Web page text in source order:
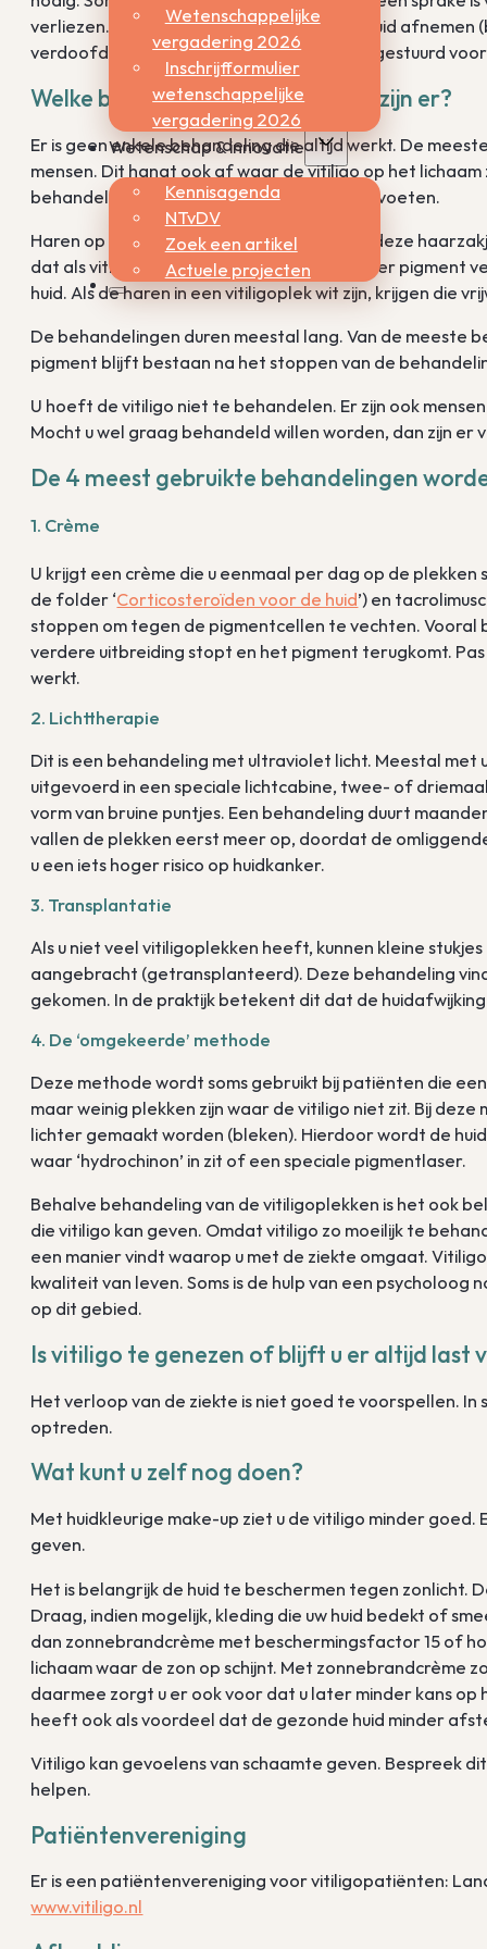
Wetenschappelijke
vergadering 2026
Inschrijfformulier
wetenschappelijke
vergadering 2026
Wetenschap & innovatie
Kennisagenda
NTvDV
Zoek een artikel
Actuele projecten
verliezen. Dan zal de arts een klein stukje huid
verdoofd. Het stukje huid wordt daarna opgestuurd
Welke behandelingen van vitiligo zijn er?
Er is geen enkele behandeling die altijd werkt. De
mensen. Dit hangt ook af waar de vitiligo op het
behandeling dan plekken op de handen en voeten.
Haren op de huid groeien uit haarzakjes. In deze
dat als vitiligo herstelt er rond de haren weer pigment
huid. Als de haren in een vitiligoplek wit zijn, krijgen die
De behandelingen duren meestal lang. Van de
pigment blijft bestaan na het stoppen van de
U hoeft de vitiligo niet te behandelen. Er zijn ook
Mocht u wel graag behandeld willen worden, dan zijn er
De 4 meest gebruikte behandelingen
1. Crème
U krijgt een crème die u eenmaal per dag op de
de folder ‘Corticosteroïden voor de huid’) en
stoppen om tegen de pigmentcellen te vechten. Vooral
verdere uitbreiding stopt en het pigment terugkomt.
werkt.
2. Lichttherapie
Dit is een behandeling met ultraviolet licht. Meestal
uitgevoerd in een speciale lichtcabine, twee- of
vorm van bruine puntjes. Een behandeling duurt
vallen de plekken eerst meer op, doordat de
u een iets hoger risico op huidkanker.
3. Transplantatie
Als u niet veel vitiligoplekken heeft, kunnen kleine
aangebracht (getransplanteerd). Deze behandeling
gekomen. In de praktijk betekent dit dat de
4. De ‘omgekeerde’ methode
Deze methode wordt soms gebruikt bij patiënten die
maar weinig plekken zijn waar de vitiligo niet zit. Bij
lichter gemaakt worden (bleken). Hierdoor wordt de
waar ‘hydrochinon’ in zit of een speciale pigmentlaser.
Behalve behandeling van de vitiligoplekken is het ook
die vitiligo kan geven. Omdat vitiligo zo moeilijk te
een manier vindt waarop u met de ziekte omgaat.
kwaliteit van leven. Soms is de hulp van een
op dit gebied.
Is vitiligo te genezen of blijft u er altijd last
Het verloop van de ziekte is niet goed te voorspellen.
optreden.
Wat kunt u zelf nog doen?
Met huidkleurige make-up ziet u de vitiligo minder
geven.
Het is belangrijk de huid te beschermen tegen zonlicht.
Draag, indien mogelijk, kleding die uw huid bedekt of
dan zonnebrandcrème met beschermingsfactor 15 of
lichaam waar de zon op schijnt. Met zonnebrandcrème
daarmee zorgt u er ook voor dat u later minder kans
heeft ook als voordeel dat de gezonde huid minder
Vitiligo kan gevoelens van schaamte geven. Bespreek
helpen.
Patiëntenvereniging
Er is een patiëntenvereniging voor vitiligopatiënten:
www.vitiligo.nl